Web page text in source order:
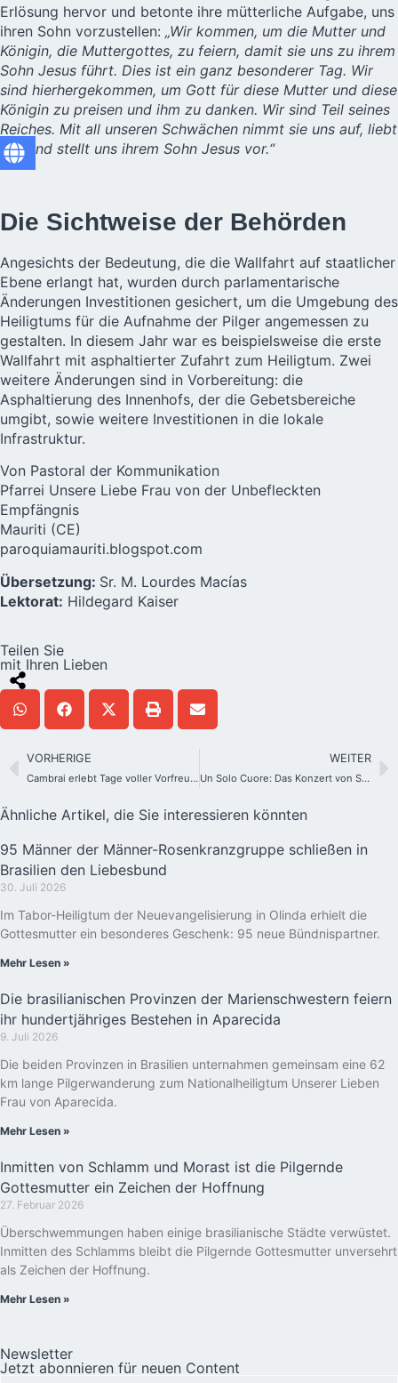
Erlösung hervor und betonte ihre mütterliche Aufgabe, uns
ihren Sohn vorzustellen: „Wir kommen, um die Mutter und
Königin, die Muttergottes, zu feiern, damit sie uns zu ihrem
Sohn Jesus führt. Dies ist ein ganz besonderer Tag. Wir
sind hierhergekommen, um Gott für diese Mutter und diese
Königin zu preisen und ihm zu danken. Wir sind Teil seines
Reiches. Mit all unseren Schwächen nimmt sie uns auf, liebt
uns und stellt uns ihrem Sohn Jesus vor.“
Die Sichtweise der Behörden
Angesichts der Bedeutung, die die Wallfahrt auf staatlicher
Ebene erlangt hat, wurden durch parlamentarische
Änderungen Investitionen gesichert, um die Umgebung des
Heiligtums für die Aufnahme der Pilger angemessen zu
gestalten. In diesem Jahr war es beispielsweise die erste
Wallfahrt mit asphaltierter Zufahrt zum Heiligtum. Zwei
weitere Änderungen sind in Vorbereitung: die
Asphaltierung des Innenhofs, der die Gebetsbereiche
umgibt, sowie weitere Investitionen in die lokale
Infrastruktur.
Von Pastoral der Kommunikation
Pfarrei Unsere Liebe Frau von der Unbefleckten
Empfängnis
Mauriti (CE)
paroquiamauriti.blogspot.com
Übersetzung: Sr. M. Lourdes Macías
Lektorat: Hildegard Kaiser
Teilen Sie
mit Ihren Lieben
VORHERIGE
Cambrai erlebt Tage voller Vorfreude auf das Jubiläum des Heiligtums
WEITER
Un Solo Cuore: Das Konzert von Schönstatt und Shalom zur „Sanctuarizar“ (Heiligung) des Herzens
Ähnliche Artikel, die Sie interessieren könnten
95 Männer der Männer-Rosenkranzgruppe schließen in
Brasilien den Liebesbund
30. Juli 2026
Im Tabor-Heiligtum der Neuevangelisierung in Olinda erhielt die
Gottesmutter ein besonderes Geschenk: 95 neue Bündnispartner.
Mehr Lesen »
Die brasilianischen Provinzen der Marienschwestern feiern
ihr hundertjähriges Bestehen in Aparecida
9. Juli 2026
Die beiden Provinzen in Brasilien unternahmen gemeinsam eine 62
km lange Pilgerwanderung zum Nationalheiligtum Unserer Lieben
Frau von Aparecida.
Mehr Lesen »
Inmitten von Schlamm und Morast ist die Pilgernde
Gottesmutter ein Zeichen der Hoffnung
27. Februar 2026
Überschwemmungen haben einige brasilianische Städte verwüstet.
Inmitten des Schlamms bleibt die Pilgernde Gottesmutter unversehrt
als Zeichen der Hoffnung.
Mehr Lesen »
Newsletter
Jetzt abonnieren für neuen Content